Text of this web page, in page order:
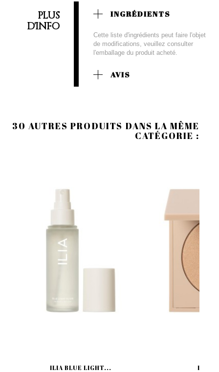
PLUS
D'INFO
INGRÉDIENTS
Cette liste d'ingrédients peut faire l'objet
de modifications, veuillez consulter
l'emballage du produit acheté.
AVIS
30 AUTRES PRODUITS DANS LA MÊME
CATÉGORIE :
ILIA BLUE LIGHT... ILIA